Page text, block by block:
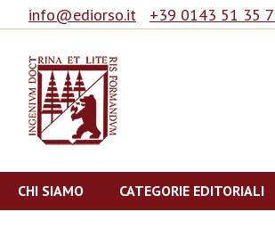
info@ediorso.it +39 0143 51 35
al
contenuto
CHI SIAMO CATEGORIE EDITORIALI